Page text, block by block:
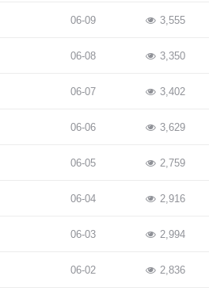
06-09 3,555
06-08 3,350
06-07 3,402
06-06 3,629
06-05 2,759
06-04 2,916
06-03 2,994
06-02 2,836